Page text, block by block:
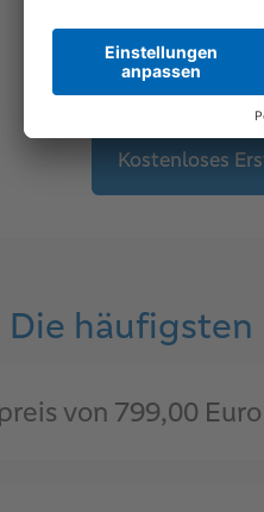
Kostenloses
Die
von 799,00